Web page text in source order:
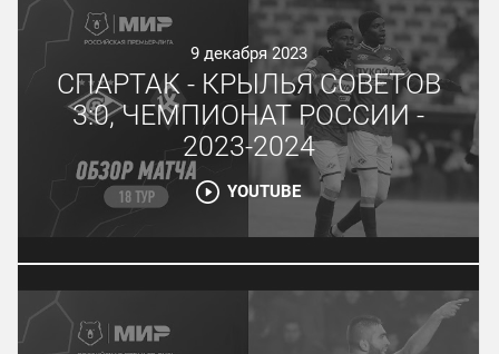
9 декабря 2023
СПАРТАК - КРЫЛЬЯ СОВЕТОВ
3:0, ЧЕМПИОНАТ РОССИИ -
2023-2024
YOUTUBE